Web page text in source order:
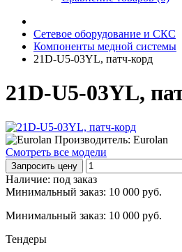
Сетевое оборудование и СКС
Компоненты медной системы
21D-U5-03YL, патч-корд
21D-U5-03YL,
Производитель: Eurolan
Смотреть все модели
Запросить цену
Наличие: под заказ
Минимальный заказ: 10 000 руб.
Минимальный заказ: 10 000 руб.
Тендеры